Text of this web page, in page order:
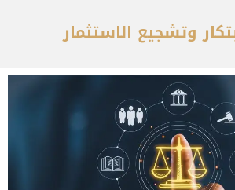
وتشجيع الاستثمار